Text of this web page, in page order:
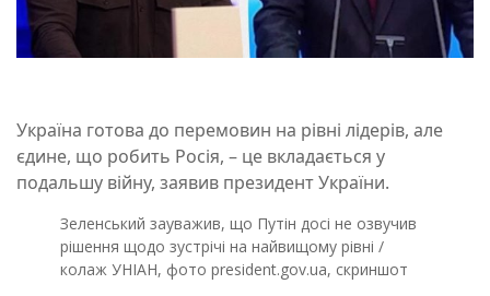
Україна готова до перемовин на рівні лідерів, але
єдине, що робить Росія, – це вкладається у
подальшу війну, заявив президент України.
Зеленський зауважив, що Путін досі не озвучив
рішення щодо зустрічі на найвищому рівні /
колаж УНІАН, фото president.gov.ua, скриншот